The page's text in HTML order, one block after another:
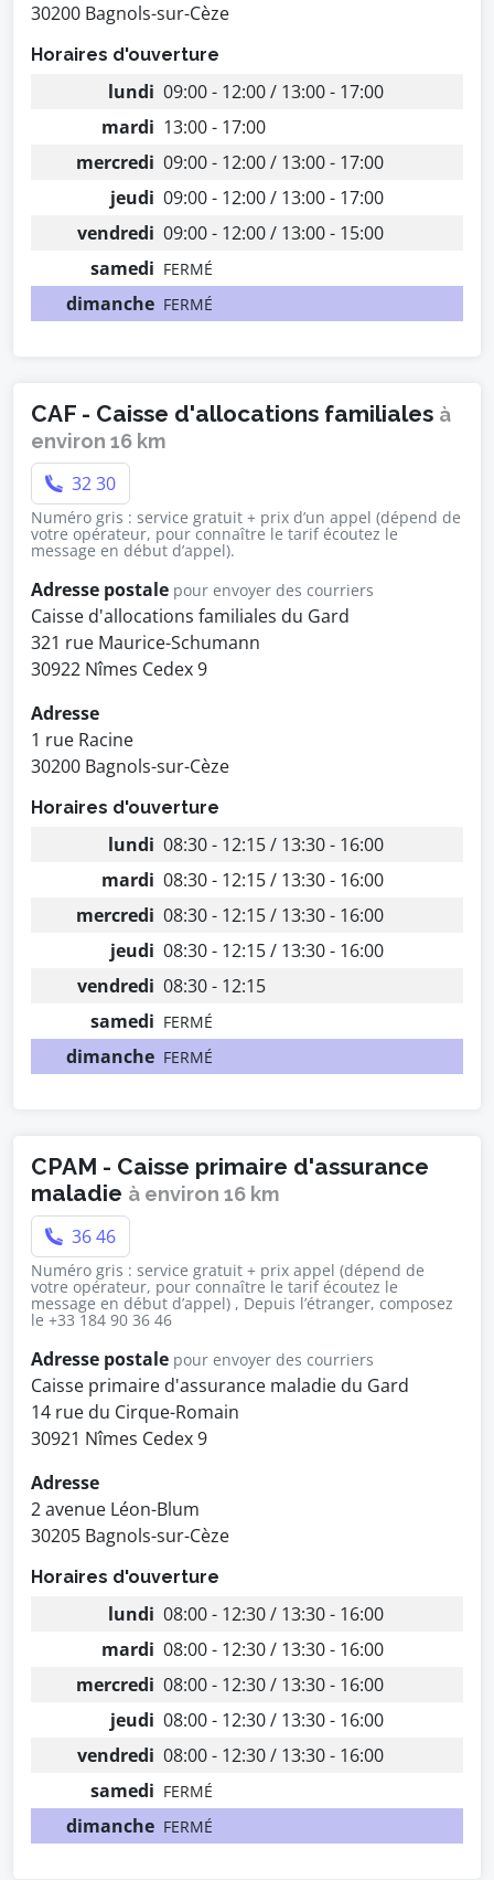
30200 Bagnols-sur-Cèze
Horaires d'ouverture
lundi 09:00 - 12:00 / 13:00 - 17:00
mardi 13:00 - 17:00
mercredi 09:00 - 12:00 / 13:00 - 17:00
jeudi 09:00 - 12:00 / 13:00 - 17:00
vendredi 09:00 - 12:00 / 13:00 - 15:00
samedi FERMÉ
dimanche FERMÉ
CAF - Caisse d'allocations familiales à
environ 16 km
32 30
Numéro gris : service gratuit + prix d’un appel (dépend de
votre opérateur, pour connaître le tarif écoutez le
message en début d’appel).
Adresse postale pour envoyer des courriers
Caisse d'allocations familiales du Gard
321 rue Maurice-Schumann
30922 Nîmes Cedex 9
Adresse
1 rue Racine
30200 Bagnols-sur-Cèze
Horaires d'ouverture
lundi 08:30 - 12:15 / 13:30 - 16:00
mardi 08:30 - 12:15 / 13:30 - 16:00
mercredi 08:30 - 12:15 / 13:30 - 16:00
jeudi 08:30 - 12:15 / 13:30 - 16:00
vendredi 08:30 - 12:15
samedi FERMÉ
dimanche FERMÉ
CPAM - Caisse primaire d'assurance
maladie à environ 16 km
36 46
Numéro gris : service gratuit + prix appel (dépend de
votre opérateur, pour connaître le tarif écoutez le
message en début d’appel) , Depuis l’étranger, composez
le +33 184 90 36 46
Adresse postale pour envoyer des courriers
Caisse primaire d'assurance maladie du Gard
14 rue du Cirque-Romain
30921 Nîmes Cedex 9
Adresse
2 avenue Léon-Blum
30205 Bagnols-sur-Cèze
Horaires d'ouverture
lundi 08:00 - 12:30 / 13:30 - 16:00
mardi 08:00 - 12:30 / 13:30 - 16:00
mercredi 08:00 - 12:30 / 13:30 - 16:00
jeudi 08:00 - 12:30 / 13:30 - 16:00
vendredi 08:00 - 12:30 / 13:30 - 16:00
samedi FERMÉ
dimanche FERMÉ